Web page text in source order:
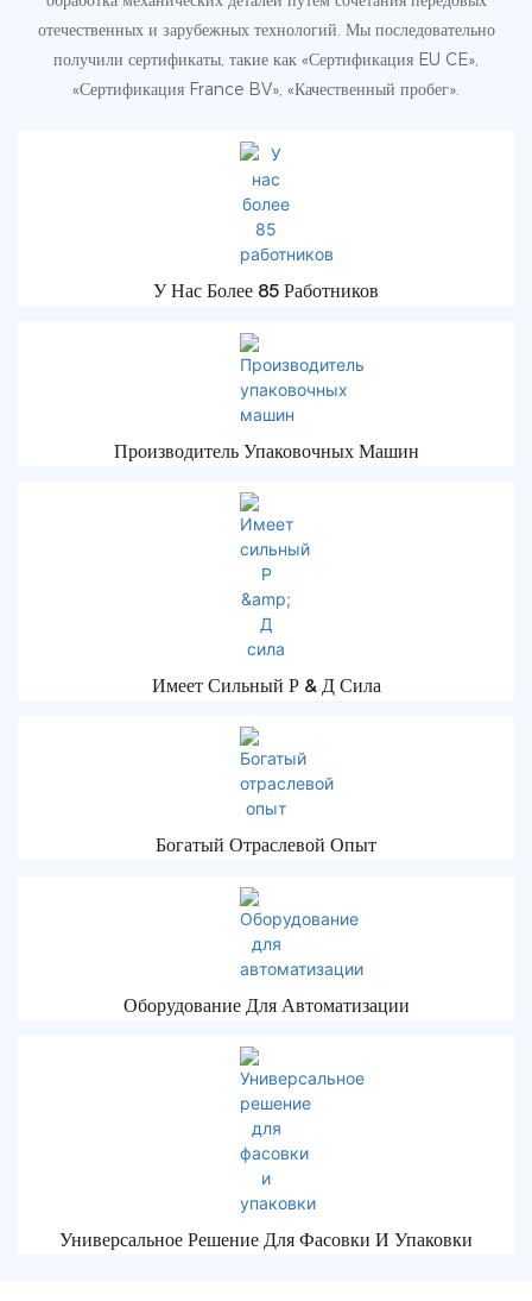
отечественных и зарубежных технологий. Мы последовательно
получили сертификаты, такие как «Сертификация EU CE»,
«Сертификация France BV», «Качественный пробег».
У Нас Более 85 Работников
Производитель Упаковочных Машин
Имеет Сильный Р & Д Сила
Богатый Отраслевой Опыт
Оборудование Для Автоматизации
Универсальное Решение Для Фасовки И Упаковки